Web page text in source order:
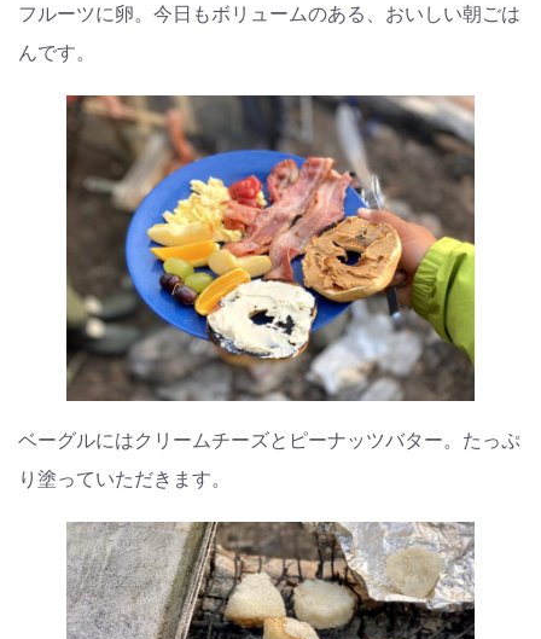
フルーツに卵。今日もボリュームのある、おいしい朝ごは
んです。
ベーグルにはクリームチーズとピーナッツバター。たっぷ
り塗っていただきます。